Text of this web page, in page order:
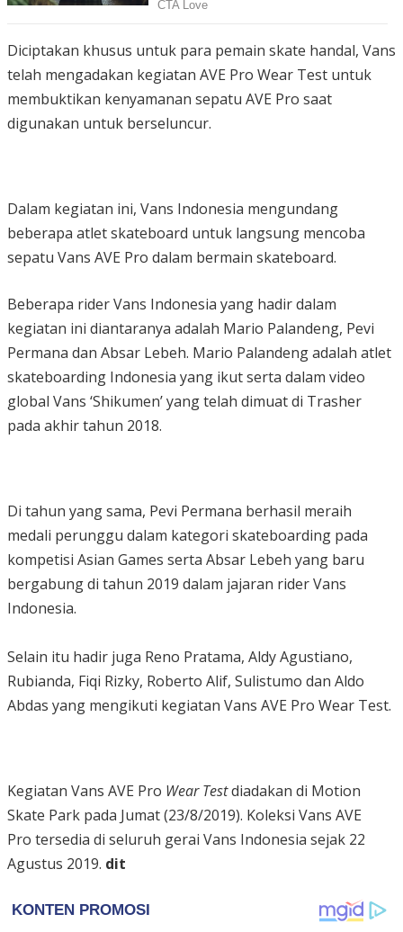
Diciptakan khusus untuk para pemain skate handal, Vans
telah mengadakan kegiatan AVE Pro Wear Test untuk
membuktikan kenyamanan sepatu AVE Pro saat
digunakan untuk berseluncur.
Dalam kegiatan ini, Vans Indonesia mengundang
beberapa atlet skateboard untuk langsung mencoba
sepatu Vans AVE Pro dalam bermain skateboard.
Beberapa rider Vans Indonesia yang hadir dalam
kegiatan ini diantaranya adalah Mario Palandeng, Pevi
Permana dan Absar Lebeh. Mario Palandeng adalah atlet
skateboarding Indonesia yang ikut serta dalam video
global Vans ‘Shikumen’ yang telah dimuat di Trasher
pada akhir tahun 2018.
Di tahun yang sama, Pevi Permana berhasil meraih
medali perunggu dalam kategori skateboarding pada
kompetisi Asian Games serta Absar Lebeh yang baru
bergabung di tahun 2019 dalam jajaran rider Vans
Indonesia.
Selain itu hadir juga Reno Pratama, Aldy Agustiano,
Rubianda, Fiqi Rizky, Roberto Alif, Sulistumo dan Aldo
Abdas yang mengikuti kegiatan Vans AVE Pro Wear Test.
Kegiatan Vans AVE Pro Wear Testdiadakan di Motion
Skate Park pada Jumat (23/8/2019). Koleksi Vans AVE
Pro tersedia di seluruh gerai Vans Indonesia sejak 22
Agustus 2019. dit